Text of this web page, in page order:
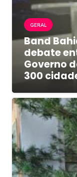
GERAL
Band
debate
Governo
300